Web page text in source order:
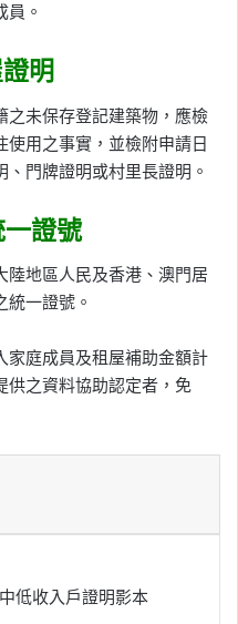
員。
明
之未保存登記建築物，應檢
使用之事實，並檢附申請日
門牌證明或村里長證明。
證號
陸地區人民及香港、澳門居
統一證號。
家庭成員及租屋補助金額計
供之資料協助認定者，免
低收入戶證明影本